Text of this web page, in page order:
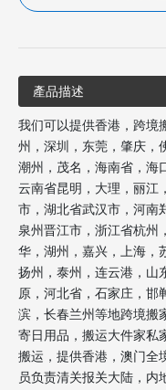
產品描述
我们可以提供香港，跨境
州，深圳，东莞，肇庆，
潮州，茂名，海南省，海
云南省昆明，大理，丽江
市，湖北省武汉市，河南
泉州晋江市，浙江省杭州
华，湖州，嘉兴，上海，
扬州，泰州，连云港，山
原，河北省，石家庄，邯
滨，长春兰州等地跨境搬
寄日用品，搬运大件家私
搬运，提供香港，澳门全
员负责清关报关大陆，内